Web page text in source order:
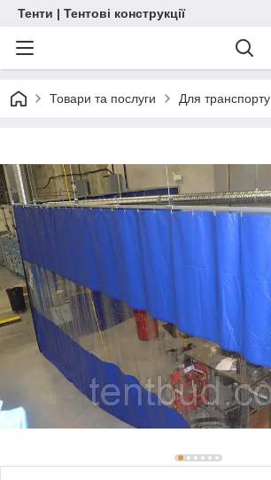
Тенти | Тентові конструкції
Товари та послуги Для транспорту